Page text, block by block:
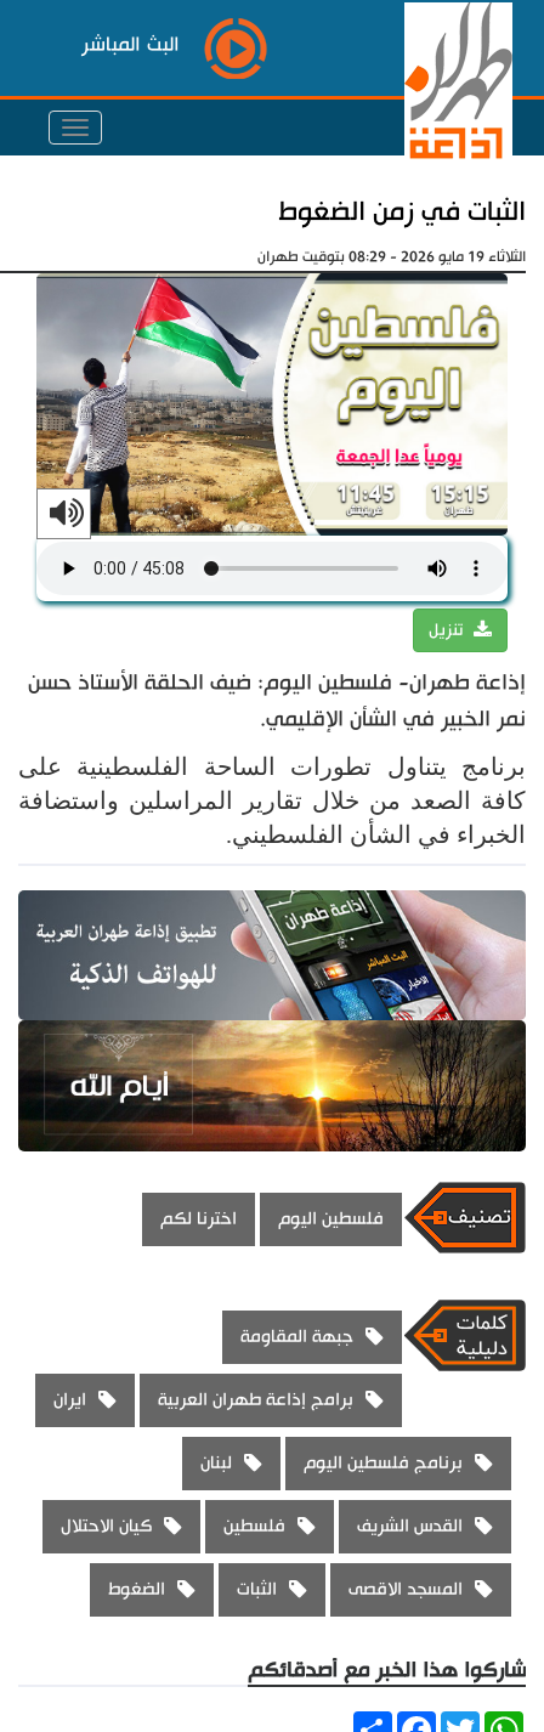
البث المباشر
الثبات في زمن الضغوط
الثلاثاء 19 مايو 2026 - 08:29 بتوقيت طهران
تنزيل
إذاعة طهران- فلسطين اليوم: ضيف الحلقة الأستاذ حسن
نمر الخبير في الشأن الإقليمي.
برنامج يتناول تطورات الساحة الفلسطينية على
كافة الصعد من خلال تقارير المراسلين واستضافة
الخبراء في الشأن الفلسطيني.
فلسطين اليوم اخترنا لكم
جبهة المقاومة
برامج إذاعة طهران العربية ايران
برنامج فلسطين اليوم لبنان
القدس الشريف فلسطين كيان الاحتلال
المسجد الاقصى الثبات الضغوط
شاركوا هذا الخبر مع أصدقائكم
ShareFacebookTwitter
WhatsApp